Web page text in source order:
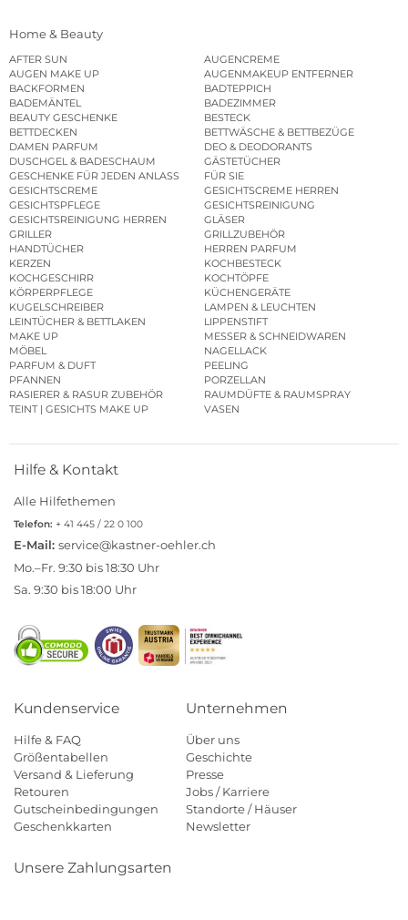
Home & Beauty
AFTER SUN
AUGENCREME
AUGEN MAKE UP
AUGENMAKEUP ENTFERNER
BACKFORMEN
BADTEPPICH
BADEMÄNTEL
BADEZIMMER
BEAUTY GESCHENKE
BESTECK
BETTDECKEN
BETTWÄSCHE & BETTBEZÜGE
DAMEN PARFUM
DEO & DEODORANTS
DUSCHGEL & BADESCHAUM
GÄSTETÜCHER
GESCHENKE FÜR JEDEN ANLASS
FÜR SIE
GESICHTSCREME
GESICHTSCREME HERREN
GESICHTSPFLEGE
GESICHTSREINIGUNG
GESICHTSREINIGUNG HERREN
GLÄSER
GRILLER
GRILLZUBEHÖR
HANDTÜCHER
HERREN PARFUM
KERZEN
KOCHBESTECK
KOCHGESCHIRR
KOCHTÖPFE
KÖRPERPFLEGE
KÜCHENGERÄTE
KUGELSCHREIBER
LAMPEN & LEUCHTEN
LEINTÜCHER & BETTLAKEN
LIPPENSTIFT
MAKE UP
MESSER & SCHNEIDWAREN
MÖBEL
NAGELLACK
PARFUM & DUFT
PEELING
PFANNEN
PORZELLAN
RASIERER & RASUR ZUBEHÖR
RAUMDÜFTE & RAUMSPRAY
TEINT | GESICHTS MAKE UP
VASEN
Hilfe & Kontakt
Alle Hilfethemen
Telefon: + 41 445 / 22 0 100
E-Mail: service@kastner-oehler.ch
Mo.–Fr. 9:30 bis 18:30 Uhr
Sa. 9:30 bis 18:00 Uhr
Kundenservice
Hilfe & FAQ
Größentabellen
Versand & Lieferung
Retouren
Gutscheinbedingungen
Geschenkkarten
Unternehmen
Über uns
Geschichte
Presse
Jobs / Karriere
Standorte / Häuser
Newsletter
Unsere Zahlungsarten